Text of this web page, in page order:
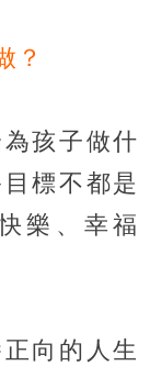
？
孩子做什
標不都是
樂、幸福
向的人生